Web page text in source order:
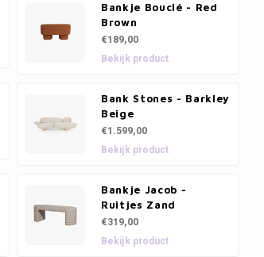
Bankje Bouclé - Red
Brown
€189,00
Bekijk product
Bank Stones - Barkley
Beige
€1.599,00
Bekijk product
Bankje Jacob -
Ruitjes Zand
€319,00
Bekijk product